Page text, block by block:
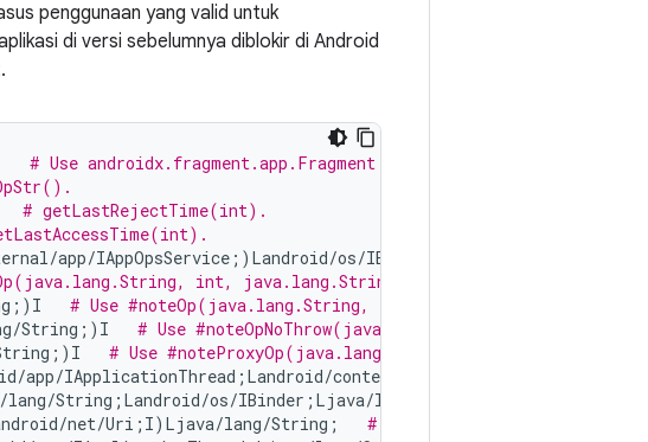
penggunaan yang valid untuk
di versi sebelumnya diblokir di Android
# Use androidx.fragment.app.Fragment and
# getLastRejectTime(int).
app/IAppOpsService;)Landroid/os/IBinder;
int, java.lang.String, java.lang.String,
# Use #noteOp(java.lang.String, int, java.lang.String,
lang/String;)I # Use #noteOpNoThrow(java.lang.String, int,
String;)I # Use #noteProxyOp(java.lang.String,
app/IApplicationThread;Landroid/content/Intent;Ljava/lang/
lang/String;Landroid/os/IBinder;Ljava/lang/String;I[Landroid/
net/Uri;I)Ljava/lang/String; # Use